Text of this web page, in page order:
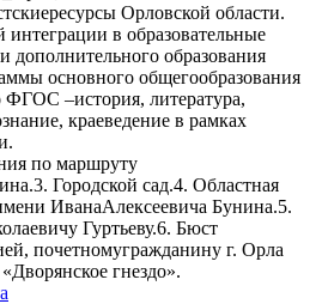
Орловской области.
в образовательные
образования
основного общегообразования
ФГОС –история, литература,
краеведение в рамках
по маршруту
Городской сад.4. Областная
ИванаАлексеевича Бунина.5.
Гуртьеву.6. Бюст
почетномугражданину г. Орла
гнездо».